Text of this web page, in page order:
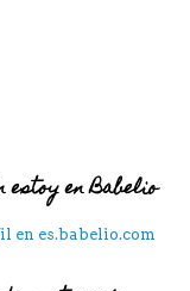
en Babelio